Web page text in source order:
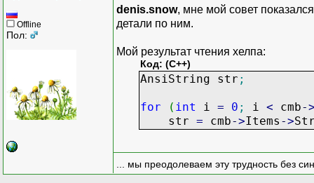
Offline
Пол:
denis.snow, мне мой совет
детали по ним.
Мой результат чтения хелпа:
Код: (C++)
AnsiString str ;
for ( int i = 0 ; i < cmb-
str = cmb->Items ->
... мы преодолеваем эту трудность без